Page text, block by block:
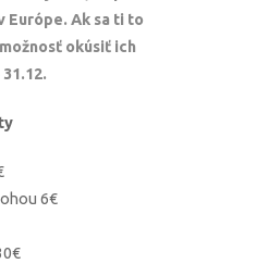
Európe. Ak sa ti to
okúsiť ich
6€